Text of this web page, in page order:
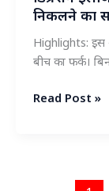
की
सफाई!
निकलने का
Highlights: इस
बीच का फर्क।
डिप्रेशन
Read Post »